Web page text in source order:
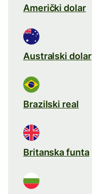
Američki dolar
Australski dolar
Brazilski real
Britanska funta